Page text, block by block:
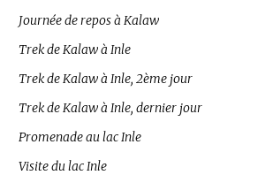
Journée de repos à Kalaw
Trek de Kalaw à Inle
Trek de Kalaw à Inle, 2ème jour
Trek de Kalaw à Inle, dernier jour
Promenade au lac Inle
Visite du lac Inle